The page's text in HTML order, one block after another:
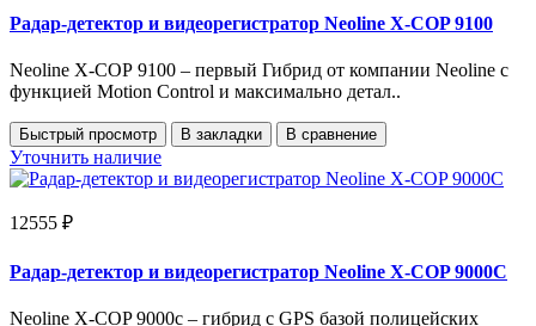
Радар-детектор и видеорегистратор Neoline X-COP 9100
Neoline Х-СОР 9100 – первый Гибрид от компании Neoline с
функцией Motion Control и максимально детал..
Быстрый просмотр В закладки В сравнение
Уточнить наличие
12555 ₽
Радар-детектор и видеорегистратор Neoline X-COP 9000C
Neoline X-COP 9000с – гибрид с GPS базой полицейских